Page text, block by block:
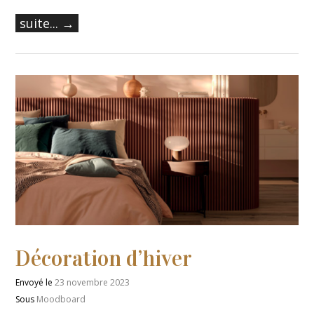
suite... →
Décoration d’hiver
Envoyé le23 novembre 2023
Sous Moodboard